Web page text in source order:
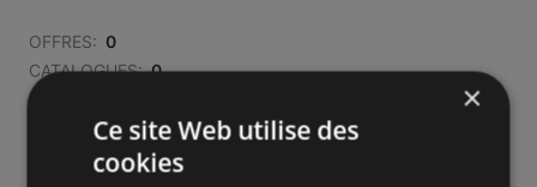
OFFRES: 0
CATALOGUES: 0
DISTANCE:
×
Ce site Web utilise des
cookies